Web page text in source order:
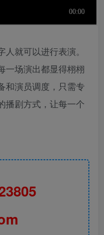
就可以进行表演。
一场演出都显得栩栩
和演员调度，只需专
播剧方式，让每一个